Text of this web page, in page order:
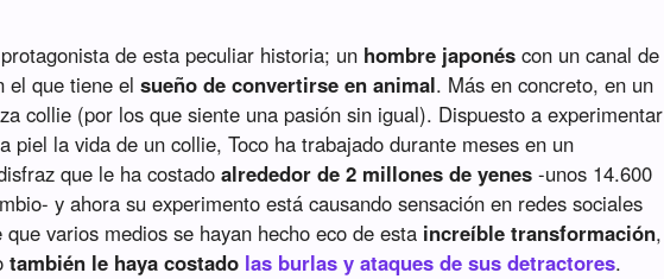
de esta peculiar historia; un hombre japonés con un canal de
el que tiene elsueño de convertirse en animal. Más en concreto, en un
collie (por los que siente una pasión sin igual). Dispuesto a experimentar
piel la vida de un collie, Toco ha trabajado durante meses en un
que le ha costadoalrededor de 2 millones de yenes -unos 14.600
y ahora su experimento está causando sensación en redes sociales
que varios medios se hayan hecho eco de esta increíble transformación,
también le haya costado las burlas y ataques de sus detractores.